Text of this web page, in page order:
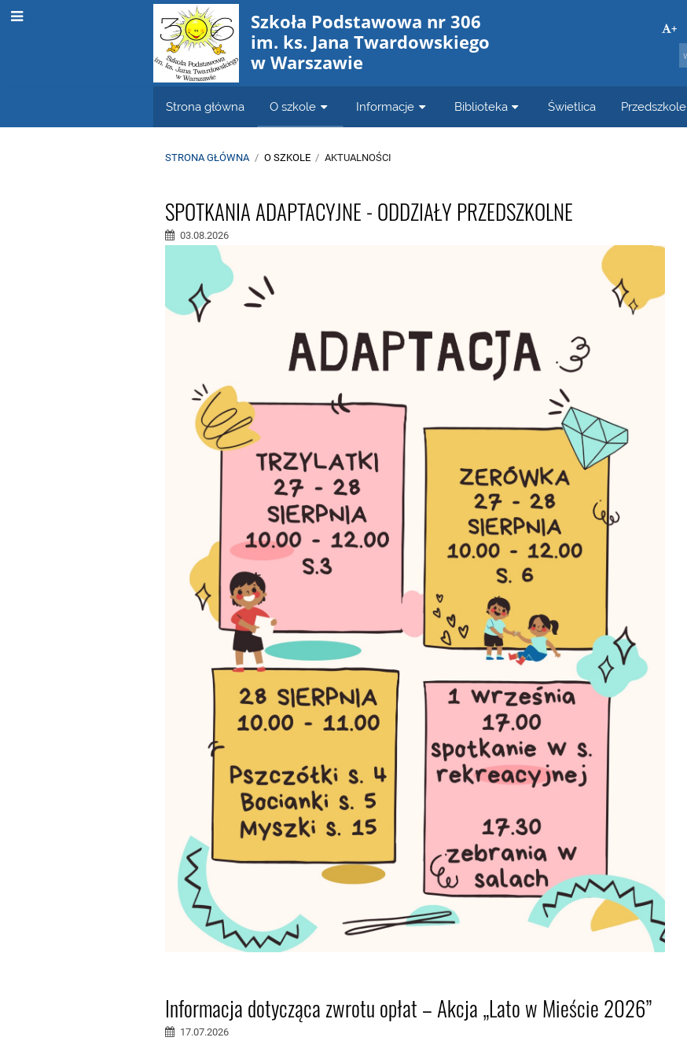
Szkoła Podstawowa nr 306
im. ks. Jana Twardowskiego
w Warszawie
+
Strona główna O szkole Informacje Biblioteka Świetlica Przedszkole
STRONA GŁÓWNA / O SZKOLE / AKTUALNOŚCI
Aktualności
SPOTKANIA ADAPTACYJNE - ODDZIAŁY PRZEDSZKOLNE
03.08.2026
Informacja dotycząca zwrotu opłat – Akcja „Lato w Mieście 2026”
17.07.2026